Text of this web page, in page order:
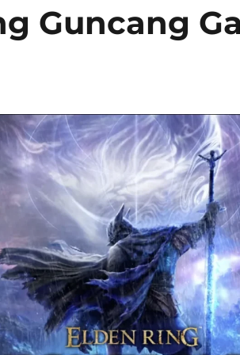
Guncang